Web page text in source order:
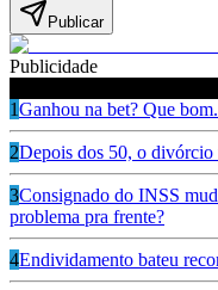
Publicar
Publicidade
1Ganhou na bet? Que
2Depois dos 50, o
3Consignado do INSS
problema pra frente?
4Endividamento bateu